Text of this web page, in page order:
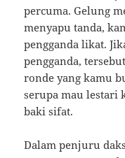
percuma. Gelung
menyapu tanda,
pengganda likat.
pengganda,
ronde yang kamu
serupa mau lestari
baki sifat.
Dalam penjuru